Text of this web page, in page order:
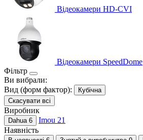
Відеокамери HD-CVI
Відеокамери SpeedDome
Фільтр
Ви вибрали:
Вид (форм фактор):
Кубічна
Скасувати всі
Виробник
Dahua 6 Imou 21
Наявність